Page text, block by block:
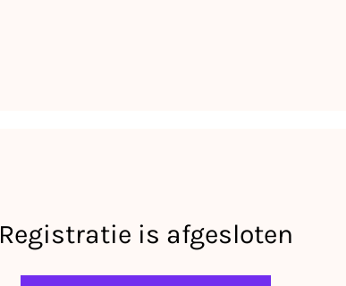
Registratie is afgesloten